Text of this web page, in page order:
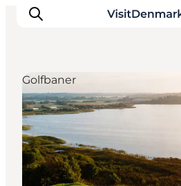
Inspiration
Destinationer
Oplevelser
Overnatning
Golfbaner